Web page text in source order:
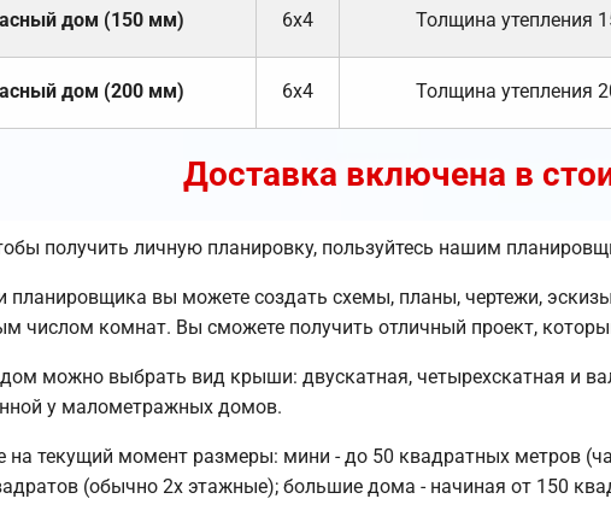
дом (150 мм) 6х4 Толщина утепления
дом (200 мм) 6х4 Толщина утепления
Доставка включена в
получить личную планировку, пользуйтесь нашим
планировщика вы можете создать схемы, планы, чертежи,
числом комнат. Вы сможете получить отличный проект,
можно выбрать вид крыши: двускатная, четырехскатная и
у малометражных домов.
на текущий момент размеры: мини - до 50 квадратных метров
(обычно 2х этажные); большие дома - начиная от 150